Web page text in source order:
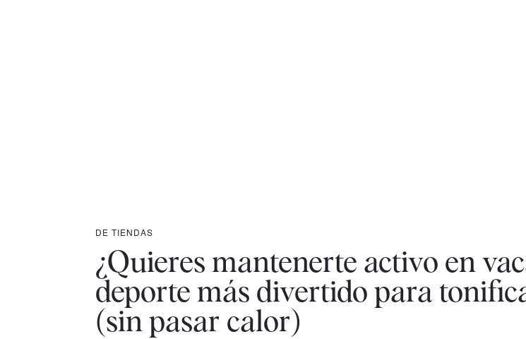
DE TIENDAS
¿Quieres mantenerte activo en
deporte más divertido para
(sin pasar calor)